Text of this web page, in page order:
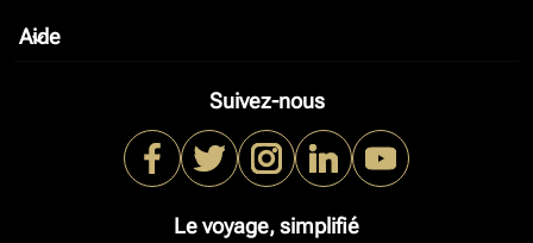
Aide
keyboard_arrow_down
Suivez-nous
Le voyage, simplifié